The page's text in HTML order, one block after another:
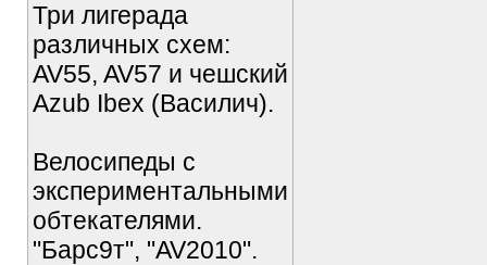
Три лигерада
различных схем:
AV55, AV57 и чешский
Azub Ibex (Василич).
Велосипеды с
экспериментальными
обтекателями.
"Барс9т", "AV2010".